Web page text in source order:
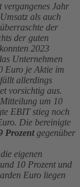
Jahr
als auch
der
der guten
2023
Unternehmen
Euro je Aktie im
allerdings
vorsichtig aus.
um 10
EBIT stieg noch
Die bereinigte
Prozentgegenüber
eigenen
10 Prozent und
Euro liegen